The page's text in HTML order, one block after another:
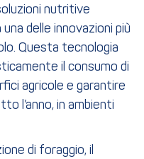
nutritive
delle innovazioni più
Questa tecnologia
il consumo di
agricole e garantire
l’anno, in ambienti
di foraggio, il